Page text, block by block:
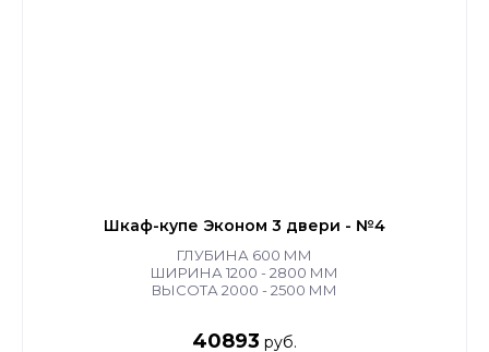
Шкаф-купе Эконом 3 двери - №4
ГЛУБИНА 600 ММ
ШИРИНА 1200 - 2800 ММ
ВЫСОТА 2000 - 2500 ММ
40893 руб.